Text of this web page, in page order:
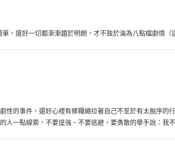
，還好一切都漸漸趨於明朗，才不致於淪為八點檔劇情（
性的事件，還好心裡有條韁繩拉著自己不至於有太脫序的
人一點線索，不要逞強、不要逃避，要勇敢的舉手說：我